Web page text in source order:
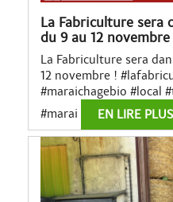
La Fabriculture sera
du 9 au 12
La Fabriculture sera
12 novembre !
#maraichagebio #local
#marai
EN LIRE PLUS